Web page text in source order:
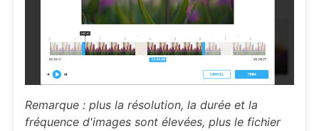
Remarque : plus la résolution, la durée et la
fréquence d'images sont élevées, plus le fichier